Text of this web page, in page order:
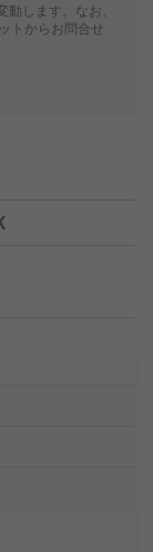
します。なお、
トからお問合せ